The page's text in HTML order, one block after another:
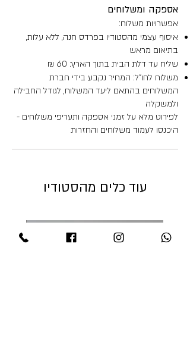
אספקה ומשלוחים
אפשרויות משלוח:
איסוף עצמי מהסטודיו בפרדס חנה, ללא עלות,
בתיאום מראש
שליח עד דלת הבית בתוך הארץ: 60 ₪
משלוח לחו"ל: המחיר נקבע בידי חברת
המשלוחים בהתאם ליעד המשלוח, לגודל החבילה
ולמשקלה
לפירוט מלא על זמני אספקה ותעריפי משלוחים -
היכנסו לעמוד משלוחים והחזרות
עוד כלים מהסטודיו